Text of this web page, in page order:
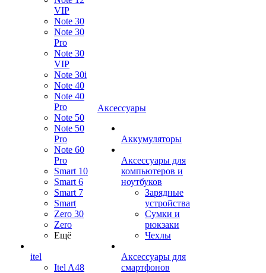
VIP
Note 30
Note 30
Pro
Note 30
VIP
Note 30i
Note 40
Note 40
Pro
Note 50
Note 50
Pro
Note 60
Pro
Smart 10
Smart 6
Smart 7
Smart
Zero 30
Zero
Ещё
itel
Itel A48
Аксессуары
Аккумуляторы
Аксессуары для
компьютеров и
ноутбуков
Зарядные
устройства
Сумки и
рюкзаки
Чехлы
Аксессуары для
смартфонов